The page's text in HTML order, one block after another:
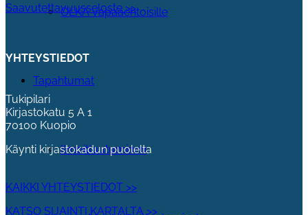
OLKA vapaaehtoisille
Tapahtumat
Ilmoittautuminen
Saavutettavuusseloste >>
YHTEYSTIEDOT
Tukipilari
Kirjastokatu 5 A 1
70100 Kuopio
Käynti kirjastokadun puolelta
KAIKKI YHTEYSTIEDOT >>
KATSO SIJAINTI KARTALTA >>